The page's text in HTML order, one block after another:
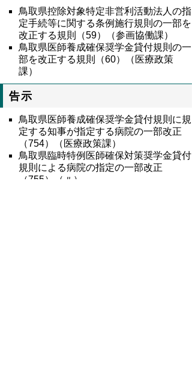
鳥取県控除対象特定非営利活動法人の指
定手続等に関する条例施行規則の一部を
改正する規則（59）（参画協働課）
鳥取県医師養成確保奨学金貸付規則の一
部を改正する規則（60）（医療政策
課）
告示
鳥取県医師養成確保奨学金貸付規則に規
定する知事が指定する病院の一部改正
（754）（医療政策課）
鳥取県臨時特例医師確保対策奨学金貸付
規則による病院の指定の一部改正
（755）（〃）